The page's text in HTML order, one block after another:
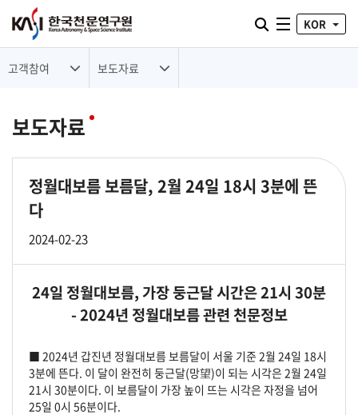
통합검색 열기
전체메뉴
KOR
고객참여 보도자료
보도자료
정월대보름 보름달, 2월 24일 18시 3분에 뜬
다
2024-02-23
24일 정월대보름, 가장 둥근달 시간은 21시 30분
- 2024년 정월대보름 관련 천문정보
■ 2024년 갑진년 정월대보름 보름달이 서울 기준 2월 24일 18시
3분에 뜬다. 이 달이 완전히 둥근달(망望)이 되는 시각은 2월 24일
21시 30분이다. 이 보름달이 가장 높이 뜨는 시각은 자정을 넘어
25일 0시 56분이다.